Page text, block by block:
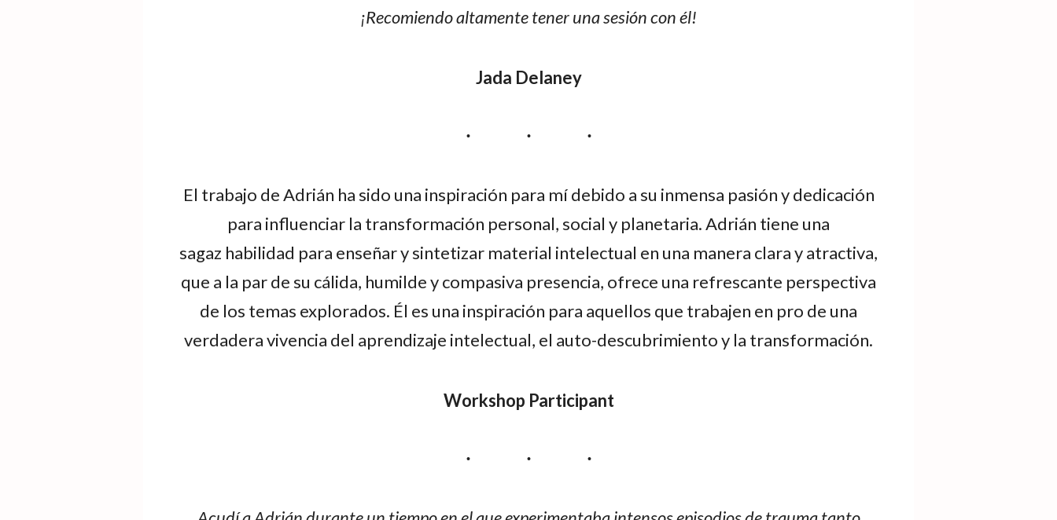
¡Recomiendo altamente tener una sesión con él!
Jada Delaney
El trabajo de Adrián ha sido una inspiración para mí debido a su inmensa pasión y dedicación
para influenciar la transformación personal, social y planetaria. Adrián tiene una
sagaz habilidad para enseñar y sintetizar material intelectual en una manera clara y atractiva,
que a la par de su cálida, humilde y compasiva presencia, ofrece una refrescante perspectiva
de los temas explorados. Él es una inspiración para aquellos que trabajen en pro de una
verdadera vivencia del aprendizaje intelectual, el auto-descubrimiento y la transformación.
Workshop Participant